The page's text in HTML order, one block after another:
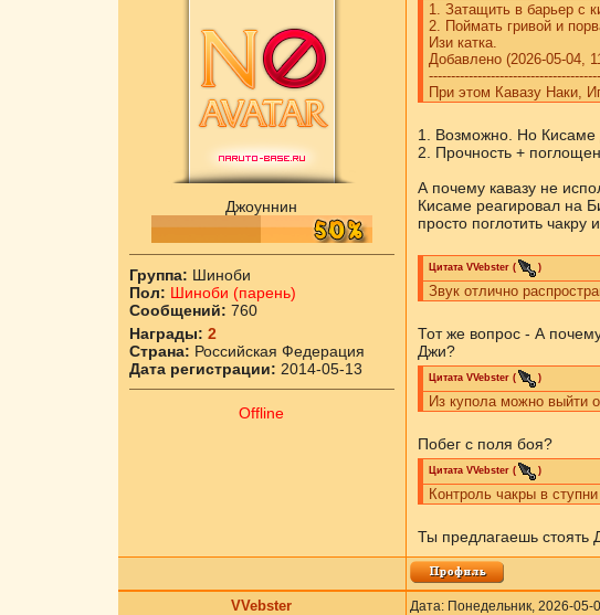
Джоуннин
Группа: Шиноби
Пол: Шиноби (парень)
Сообщений: 760
Награды: 2
Страна: Российская Федерация
Дата регистрации: 2014-05-13
Offline
1. Затащить в барьер с
2. Поймать гривой и
Изи катка.
Добавлено (2026-05-04,
При этом Кавазу Наки,
1. Возможно. Но Кисаме
2. Прочность +
А почему кавазу не
Кисаме реагировал на
просто поглотить чакру
Цитата VVebster( )
Звук отлично
Тот же вопрос - А
Джи?
Цитата VVebster( )
Из купола можно выйти
Побег с поля боя?
Цитата VVebster( )
Контроль чакры в
Ты предлагаешь стоять
VVebster Дата: Понедельник, 2026-